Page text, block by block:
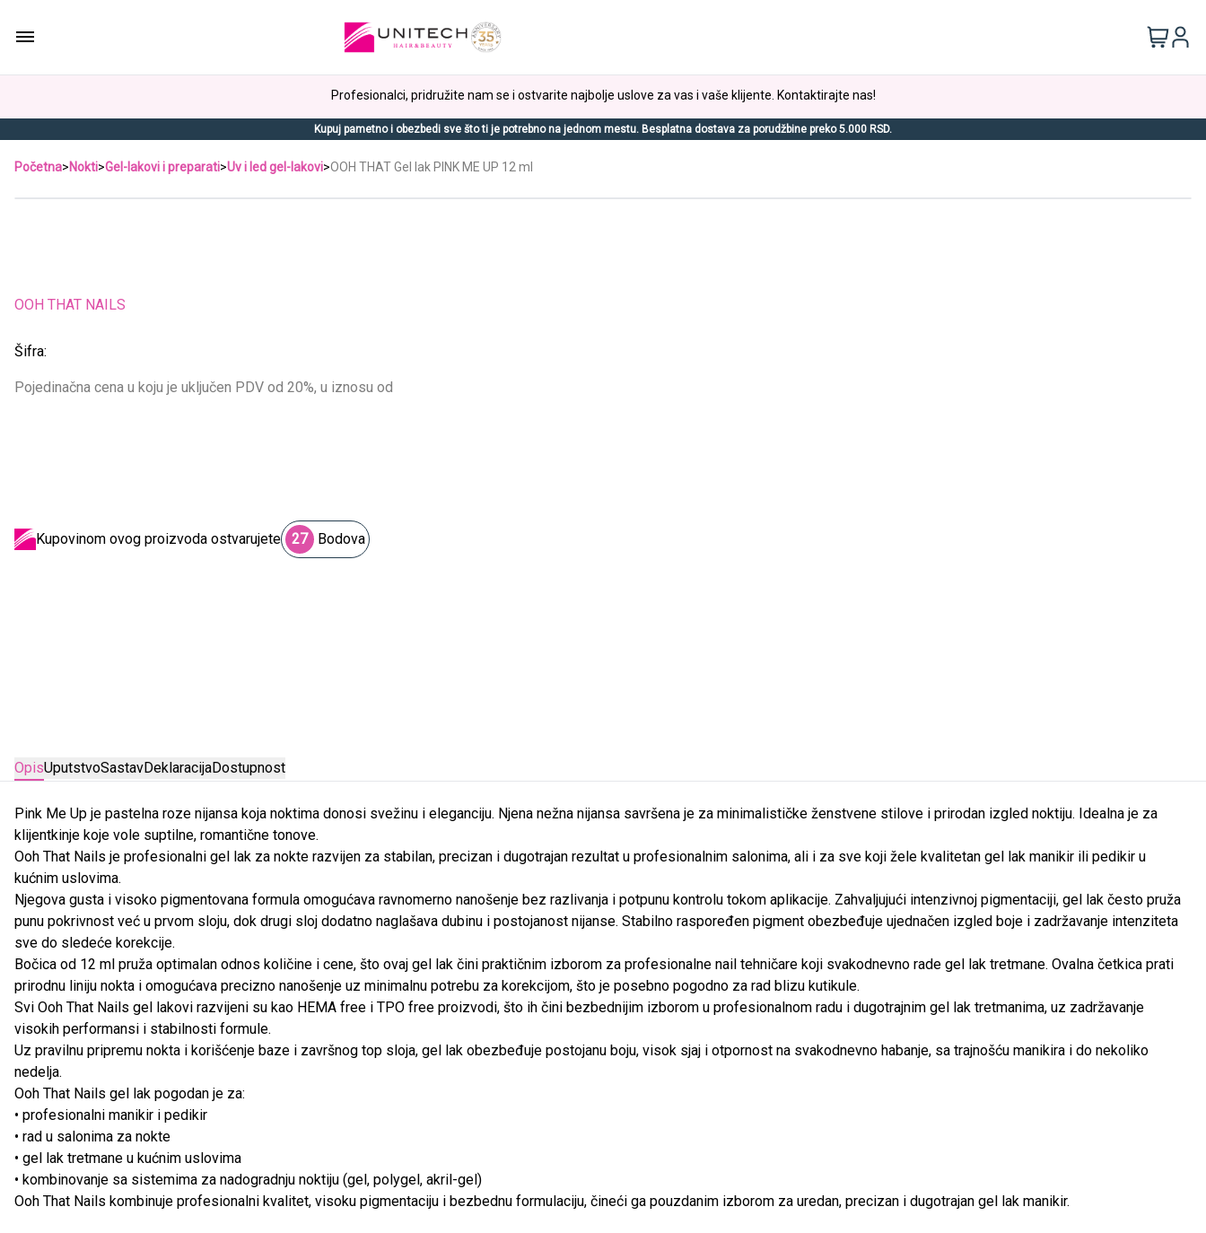
Profesionalci, pridružite nam se i ostvarite najbolje uslove za vas i vaše klijente. Kontaktirajte nas!
Kupuj pametno i obezbedi sve što ti je potrebno na jednom mestu. Besplatna dostava za porudžbine preko 5.000 RSD.
Početna>Nokti>Gel-lakovi i preparati>Uv i led gel-lakovi>OOH THAT Gel lak PINK ME UP 12 ml
OOH THAT NAILS
Šifra:
Pojedinačna cena u koju je uključen PDV od 20%, u iznosu od
Kupovinom ovog proizvoda ostvarujete 27 Bodova
OpisUputstvoSastavDeklaracijaDostupnost
Pink Me Up je pastelna roze nijansa koja noktima donosi svežinu i eleganciju. Njena nežna nijansa savršena je za minimalističke ženstvene stilove i prirodan izgled noktiju. Idealna je za
klijentkinje koje vole suptilne, romantične tonove.
Ooh That Nails je profesionalni gel lak za nokte razvijen za stabilan, precizan i dugotrajan rezultat u profesionalnim salonima, ali i za sve koji žele kvalitetan gel lak manikir ili pedikir u
kućnim uslovima.
Njegova gusta i visoko pigmentovana formula omogućava ravnomerno nanošenje bez razlivanja i potpunu kontrolu tokom aplikacije. Zahvaljujući intenzivnoj pigmentaciji, gel lak često pruža
punu pokrivnost već u prvom sloju, dok drugi sloj dodatno naglašava dubinu i postojanost nijanse. Stabilno raspoređen pigment obezbeđuje ujednačen izgled boje i zadržavanje intenziteta
sve do sledeće korekcije.
Bočica od 12 ml pruža optimalan odnos količine i cene, što ovaj gel lak čini praktičnim izborom za profesionalne nail tehničare koji svakodnevno rade gel lak tretmane. Ovalna četkica prati
prirodnu liniju nokta i omogućava precizno nanošenje uz minimalnu potrebu za korekcijom, što je posebno pogodno za rad blizu kutikule.
Svi Ooh That Nails gel lakovi razvijeni su kao HEMA free i TPO free proizvodi, što ih čini bezbednijim izborom u profesionalnom radu i dugotrajnim gel lak tretmanima, uz zadržavanje
visokih performansi i stabilnosti formule.
Uz pravilnu pripremu nokta i korišćenje baze i završnog top sloja, gel lak obezbeđuje postojanu boju, visok sjaj i otpornost na svakodnevno habanje, sa trajnošću manikira i do nekoliko
nedelja.
Ooh That Nails gel lak pogodan je za:
• profesionalni manikir i pedikir
• rad u salonima za nokte
• gel lak tretmane u kućnim uslovima
• kombinovanje sa sistemima za nadogradnju noktiju (gel, polygel, akril-gel)
Ooh That Nails kombinuje profesionalni kvalitet, visoku pigmentaciju i bezbednu formulaciju, čineći ga pouzdanim izborom za uredan, precizan i dugotrajan gel lak manikir.